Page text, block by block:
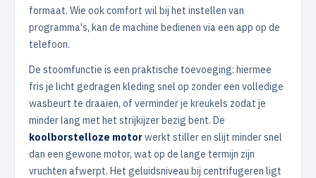
formaat. Wie ook comfort wil bij het instellen van
programma's, kan de machine bedienen via een app op de
telefoon.
De stoomfunctie is een praktische toevoeging: hiermee
fris je licht gedragen kleding snel op zonder een volledige
wasbeurt te draaien, of verminder je kreukels zodat je
minder lang met het strijkijzer bezig bent. De
koolborstelloze motorwerkt stiller en slijt minder snel
dan een gewone motor, wat op de lange termijn zijn
vruchten afwerpt. Het geluidsniveau bij centrifugeren ligt